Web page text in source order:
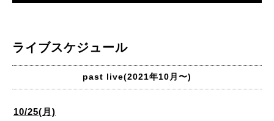
ライブスケジュール
past live(2021年10月〜)
10/25(月)